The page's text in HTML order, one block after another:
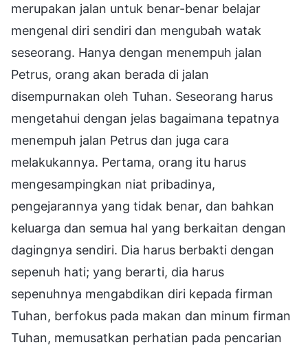
merupakan jalan untuk benar-benar belajar
mengenal diri sendiri dan mengubah watak
seseorang. Hanya dengan menempuh jalan
Petrus, orang akan berada di jalan
disempurnakan oleh Tuhan. Seseorang harus
mengetahui dengan jelas bagaimana tepatnya
menempuh jalan Petrus dan juga cara
melakukannya. Pertama, orang itu harus
mengesampingkan niat pribadinya,
pengejarannya yang tidak benar, dan bahkan
keluarga dan semua hal yang berkaitan dengan
dagingnya sendiri. Dia harus berbakti dengan
sepenuh hati; yang berarti, dia harus
sepenuhnya mengabdikan diri kepada firman
Tuhan, berfokus pada makan dan minum firman
Tuhan, memusatkan perhatian pada pencarian